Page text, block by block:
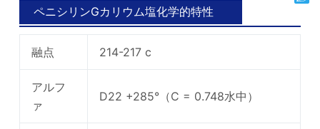
ペニシリンGカリウム塩化学的特性
融点 214-217 c
アルフ
ァ
D22 +285°（C = 0.748水中）